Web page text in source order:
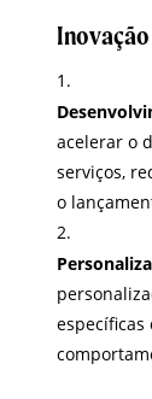
acelerar o
serviços,
o
específicas